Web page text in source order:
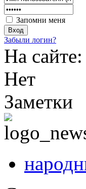
Запомни меня
Забыли логин?
На сайте:
Нет
Заметки